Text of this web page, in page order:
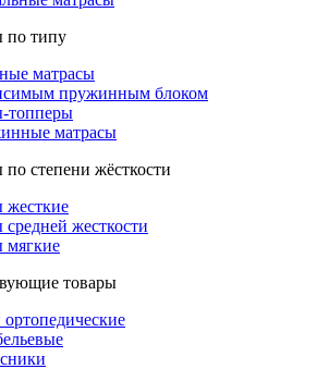
по типу
матрасы
пружинным блоком
топперы
матрасы
степени жёсткости
жесткие
жесткости
мягкие
товары